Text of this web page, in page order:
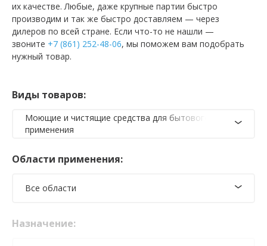
их качестве. Любые, даже крупные партии быстро
производим и так же быстро доставляем — через
дилеров по всей стране. Если что-то не нашли —
звоните +7 (861) 252-48-06, мы поможем вам подобрать
нужный товар.
Виды товаров:
Моющие и чистящие средства для бытового
применения
Области применения:
Все области
Назначение: